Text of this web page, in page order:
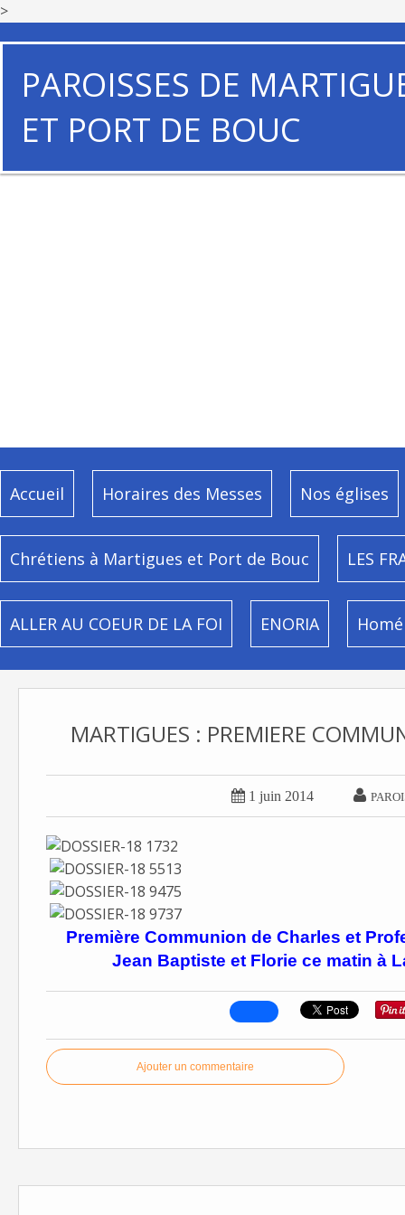
>
PAROISSES DE
ET PORT DE BOUC
Accueil Horaires des Messes Nos églises
Chrétiens à Martigues et Port de Bouc LES
ALLER AU COEUR DE LA FOI ENORIA
MARTIGUES : PREMIERE
 1 juin 2014 
Première Communion de Charles et
Jean Baptiste et Florie ce matin à
Ajouter un commentaire